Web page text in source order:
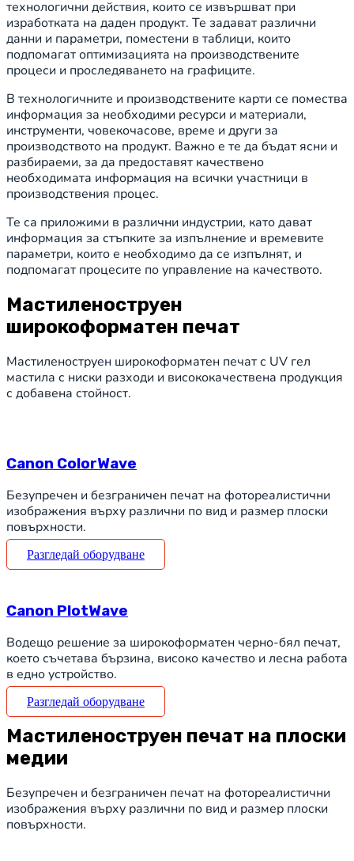
технологични действия, които се извършват при
изработката на даден продукт. Те задават различни
данни и параметри, поместени в таблици, които
подпомагат оптимизацията на производствените
процеси и проследяването на графиците.
В технологичните и производствените карти се помества
информация за необходими ресурси и материали,
инструменти, човекочасове, време и други за
производството на продукт. Важно е те да бъдат ясни и
разбираеми, за да предоставят качествено
необходимата информация на всички участници в
производствения процес.
Те са приложими в различни индустрии, като дават
информация за стъпките за изпълнение и времевите
параметри, които е необходимо да се изпълнят, и
подпомагат процесите по управление на качеството.
Мастиленоструен
широкоформатен печат
Мастиленоструен широкоформатен печат с UV гел
мастила с ниски разходи и висококачествена продукция
с добавена стойност.
Canon ColorWave
Безупречен и безграничен печат на фотореалистични
изображения върху различни по вид и размер плоски
повърхности.
Разгледай оборудване
Canon PlotWave
Водещо решение за широкоформатен черно-бял печат,
което съчетава бързина, високо качество и лесна работа
в едно устройство.
Разгледай оборудване
Мастиленоструен печат на плоски
медии
Безупречен и безграничен печат на фотореалистични
изображения върху различни по вид и размер плоски
повърхности.